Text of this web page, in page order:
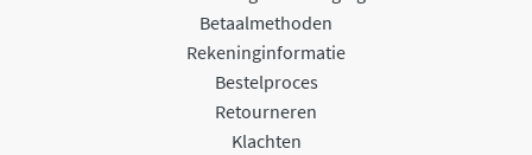
Betaalmethoden
Rekeninginformatie
Bestelproces
Retourneren
Klachten